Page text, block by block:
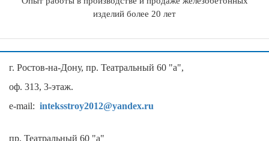
изделий более 20 лет
г. Ростов-на-Дону, пр. Театральный 60 "а",
оф. 313, 3-этаж.
e-mail: inteksstroy2012@yandex.ru
пр. Театральный 60 "а"